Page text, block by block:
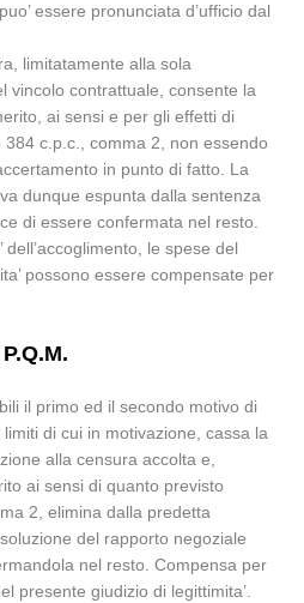
essere pronunciata d’ufficio dal
limitatamente alla sola
vincolo contrattuale, consente la
ai sensi e per gli effetti di
384 c.p.c., comma 2, non essendo
in punto di fatto. La
dunque espunta dalla sentenza
di essere confermata nel resto.
le spese del
possono essere compensate per
P.Q.M.
il primo ed il secondo motivo di
di cui in motivazione, cassa la
alla censura accolta e,
ai sensi di quanto previsto
2, elimina dalla predetta
del rapporto negoziale
nel resto. Compensa per
presente giudizio di legittimita’.